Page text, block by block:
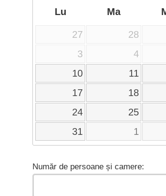
Lu Ma
27 28
3
4
10
11
17
18
24
25
31
1
Număr de persoane și camere: